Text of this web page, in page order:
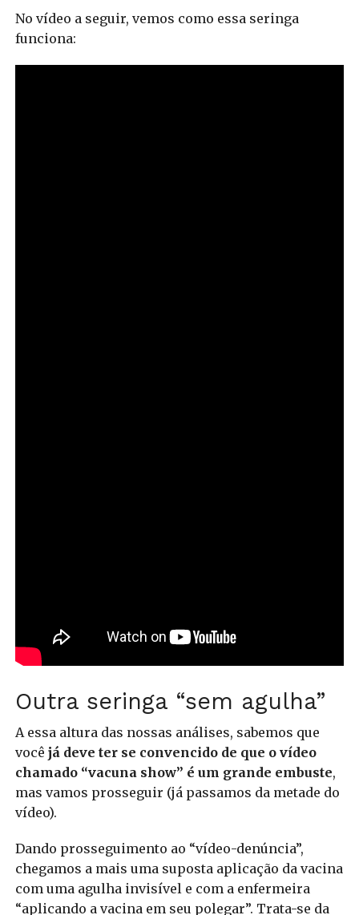
No vídeo a seguir, vemos como essa seringa
funciona:
Outra seringa “sem agulha”
A essa altura das nossas análises, sabemos que
você já deve ter se convencido de que o vídeo
chamado “vacuna show” é um grande embuste,
mas vamos prosseguir (já passamos da metade do
vídeo).
Dando prosseguimento ao “vídeo-denúncia”,
chegamos a mais uma suposta aplicação da vacina
com uma agulha invisível e com a enfermeira
“aplicando a vacina em seu polegar”. Trata-se da